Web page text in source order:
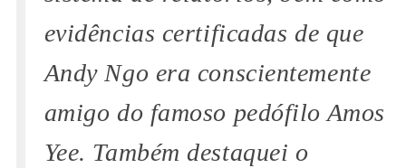
evidências certificadas de que
Andy Ngo era conscientemente
amigo do famoso pedófilo Amos
Yee. Também destaquei o